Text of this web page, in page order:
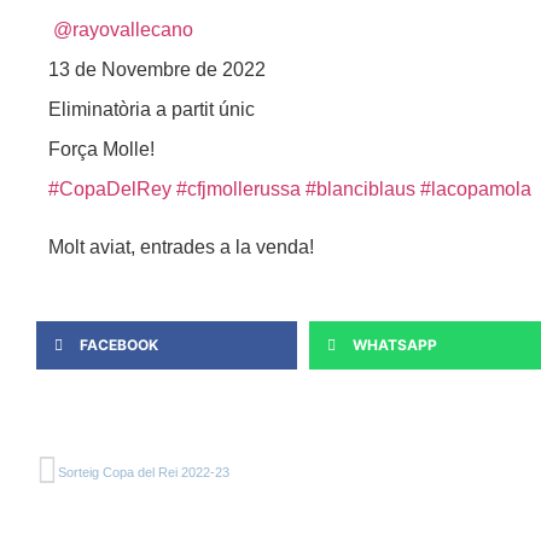
@rayovallecano
13 de Novembre de 2022
Eliminatòria a partit únic
Força Molle!
#CopaDelRey #cfjmollerussa #blanciblaus #lacopamola
Molt aviat, entrades a la venda!
FACEBOOK WHATSAPP
Sorteig Copa del Rei 2022-23